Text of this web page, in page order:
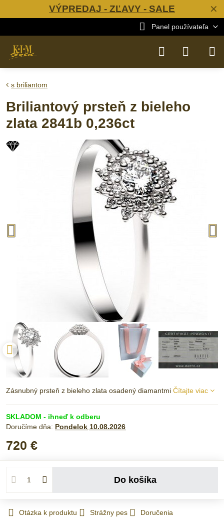
✕
VÝPREDAJ - ZĽAVY - SALE
Panel používateľa
s briliantom
Briliantový prsteň z bieleho
zlata 2841b 0,236ct
Zásnubný prsteň z bieleho zlata osadený diamantmi Čítajte viac
SKLADOM - ihneď k odberu
Doručíme dňa: Pondelok 10.08.2026
720 €
Do košíka
Otázka k produktu Strážny pes Doručenia